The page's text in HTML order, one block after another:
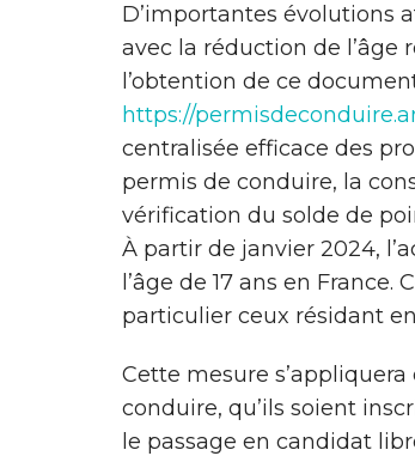
D’importantes évolutions
avec la réduction de l’âge
l’obtention de ce
https://
centralisée efficace des
permis de conduire, la
vérification du solde de
À partir de janvier 2024,
l’âge de 17 ans en
particulier ceux résidant
Cette mesure
conduire, qu’ils soient
le passage en candidat